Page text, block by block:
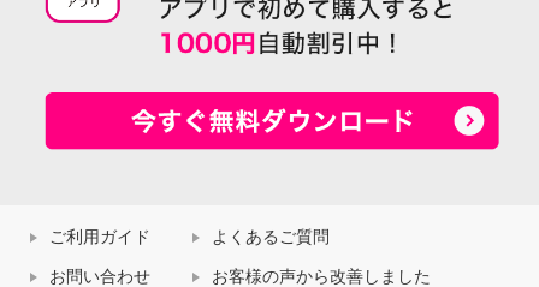
ご利用ガイド よくあるご質問
お問い合わせ お客様の声から改善しました